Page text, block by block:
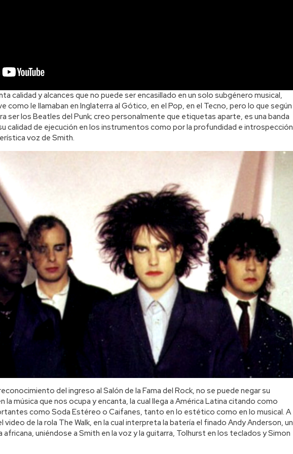
calidad y alcances que no puede ser encasillado en un solo subgénero musical,
como le llamaban en Inglaterra al Gótico, en el Pop, en el Tecno, pero lo que según
ser los Beatles del Punk; creo personalmente que etiquetas aparte, es una banda
calidad de ejecución en los instrumentos como por la profundidad e introspección
voz de Smith.
del ingreso al Salón de la Fama del Rock, no se puede negar su
la música que nos ocupa y encanta, la cual llega a América Latina citando como
como Soda Estéreo o Caifanes, tanto en lo estético como en lo musical. A
de la rola The Walk, en la cual interpreta la batería el finado Andy Anderson, un
africana, uniéndose a Smith en la voz y la guitarra, Tolhurst en los teclados y Simon